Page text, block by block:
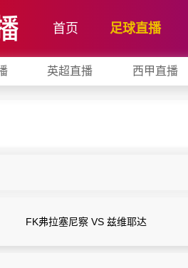
首页 足球直播
英超直播 西甲直播
FK弗拉塞尼察 VS 兹维耶达